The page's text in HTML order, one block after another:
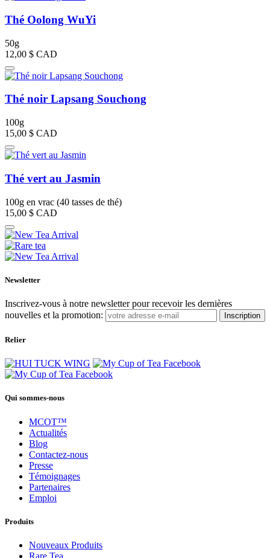
Thé Oolong WuYi
50g
12,00 $ CAD
Thé noir Lapsang Souchong
100g
15,00 $ CAD
Thé vert au Jasmin
100g en vrac (40 tasses de thé)
15,00 $ CAD
Newsletter
Inscrivez-vous à notre newsletter pour recevoir les dernières
nouvelles et la promotion:
Inscription
Relier
Qui sommes-nous
MCOT™
Actualités
Blog
Contactez-nous
Presse
Témoignages
Partenaires
Emploi
Produits
Nouveaux Produits
Rare Tea